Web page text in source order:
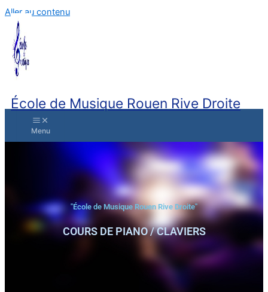
Aller au contenu
École de Musique Rouen Rive Droite
"École de Musique Rouen Rive Droite"
COURS DE PIANO / CLAVIERS